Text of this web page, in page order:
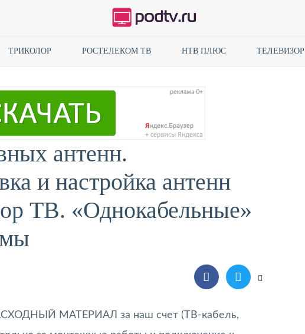
ТРИКОЛОР РОСТЕЛЕКОМ ТВ НТВ ПЛЮС ТЕЛЕВИЗОР
антенн.
и настройка антенн
ТВ. «Однокабельные»
МАТЕРИАЛ за наш счет (ТВ-кабель,